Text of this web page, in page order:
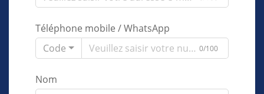
Téléphone mobile / WhatsApp
Code
0/100
Nom